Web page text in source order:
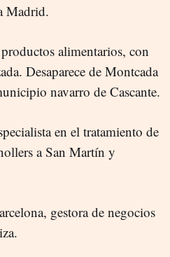
Madrid.
alimentarios, con
Desaparece de Montcada
navarro de Cascante.
en el tratamiento de
a San Martín y
gestora de negocios